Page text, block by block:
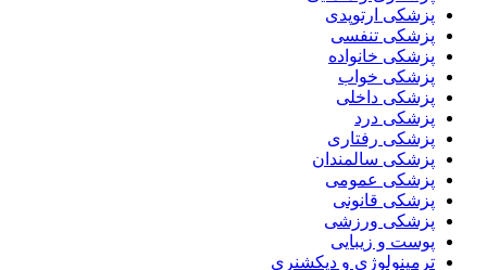
پزشکی ارتوپدی
پزشکی تنفسی
پزشکی خانواده
پزشکی خواب
پزشکی داخلی
پزشکی درد
پزشکی رفتاری
پزشکی سالمندان
پزشکی عمومی
پزشکی قانونی
پزشکی ورزشی
پوست و زیبایی
ترمینولوژی و دیکشنری